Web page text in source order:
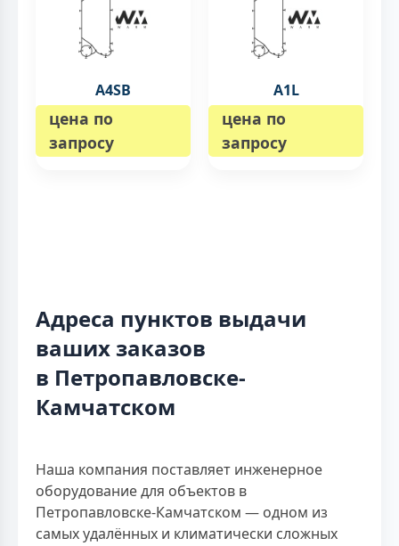
A4SB
цена по
запросу
A1L
цена по
запросу
Адреса пунктов выдачи
ваших заказов
в Петропавловске-
Камчатском
Наша компания поставляет инженерное
оборудование для объектов в
Петропавловске-Камчатском — одном из
самых удалённых и климатически сложных